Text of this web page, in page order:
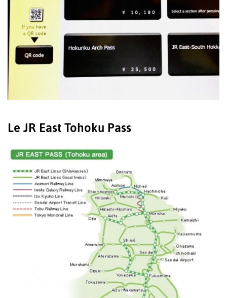
Le JR East Tohoku Pass